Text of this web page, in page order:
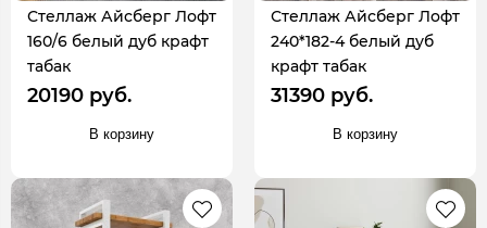
Стеллаж Айсберг Лофт
160/6 белый дуб крафт
табак
20190 руб.
В корзину
Стеллаж Айсберг Лофт
240*182-4 белый дуб
крафт табак
31390 руб.
В корзину